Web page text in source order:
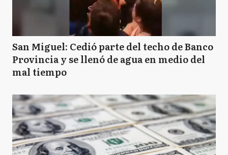
San Miguel: Cedió parte del techo de Banco
Provincia y se llenó de agua en medio del
mal tiempo